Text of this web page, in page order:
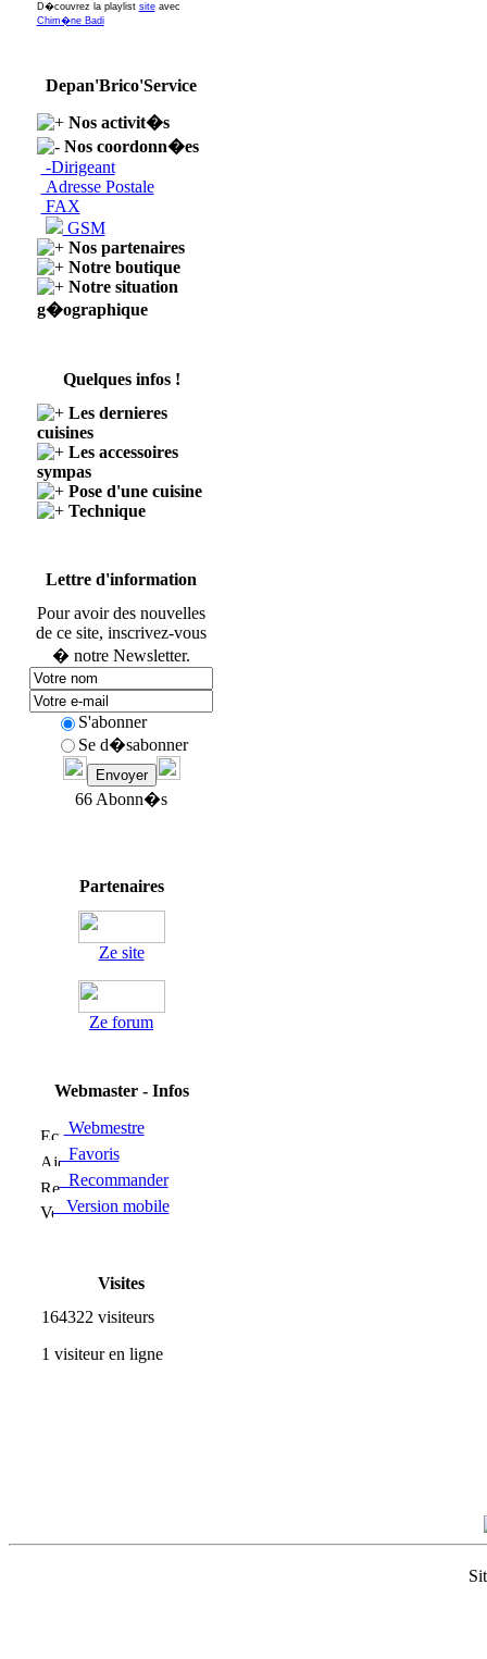
D�couvrez la playlist siteavec
Chim�ne Badi
Depan'Brico'Service
Nos activit�s
Nos coordonn�es
-Dirigeant
Adresse Postale
FAX
GSM
Nos partenaires
Notre boutique
Notre situation
g�ographique
Quelques infos !
Les dernieres
cuisines
Les accessoires
sympas
Pose d'une cuisine
Technique
Lettre d'information
Pour avoir des nouvelles
de ce site, inscrivez-vous
� notre Newsletter.
S'abonner
Se d�sabonner
66 Abonn�s
Partenaires
Ze site
Ze forum
Webmaster - Infos
Webmestre
Favoris
Recommander
Version mobile
Visites
164322 visiteurs
1 visiteur en ligne